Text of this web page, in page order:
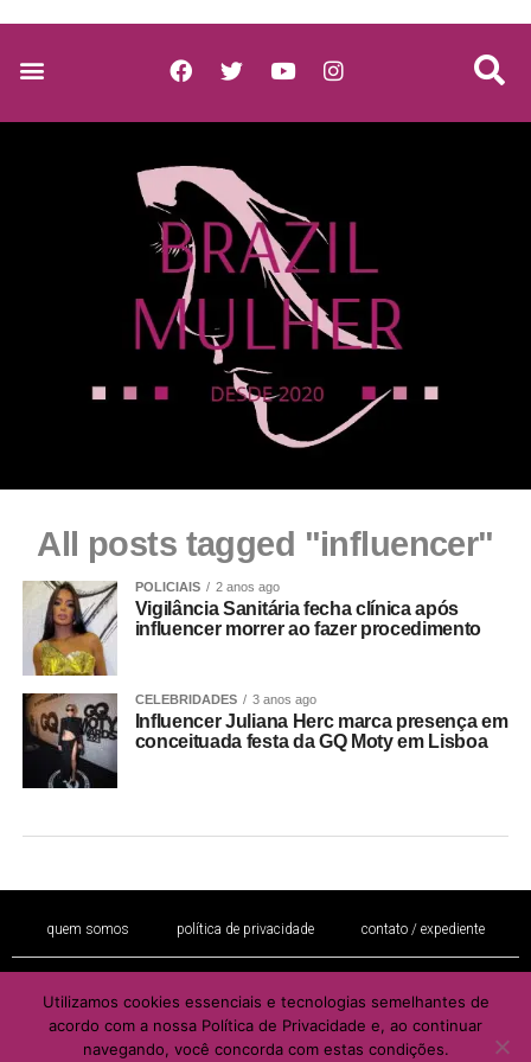
All posts tagged "influencer"
POLICIAIS 2 anos ago
Vigilância Sanitária fecha clínica após
influencer morrer ao fazer procedimento
CELEBRIDADES 3 anos ago
Influencer Juliana Herc marca presença em
conceituada festa da GQ Moty em Lisboa
quem somos política de privacidade contato / expediente
É proibida a reprodução total ou parcial de seu conteúdo sem a autorização
por escrito do autor e / ou editor
Utilizamos cookies essenciais e tecnologias semelhantes de
acordo com a nossa Política de Privacidade e, ao continuar
navegando, você concorda com estas condições.